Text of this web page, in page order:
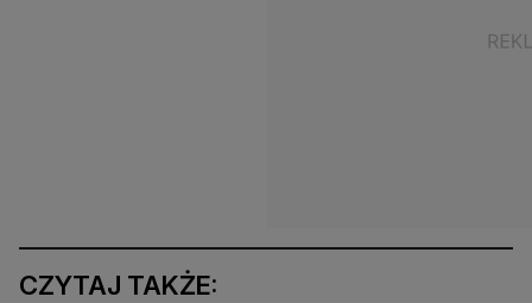
CZYTAJ TAKŻE: